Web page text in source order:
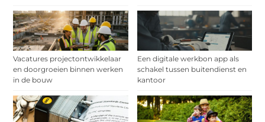
Vacatures projectontwikkelaar
en doorgroeien binnen werken
in de bouw
Een digitale werkbon app als
schakel tussen buitendienst en
kantoor